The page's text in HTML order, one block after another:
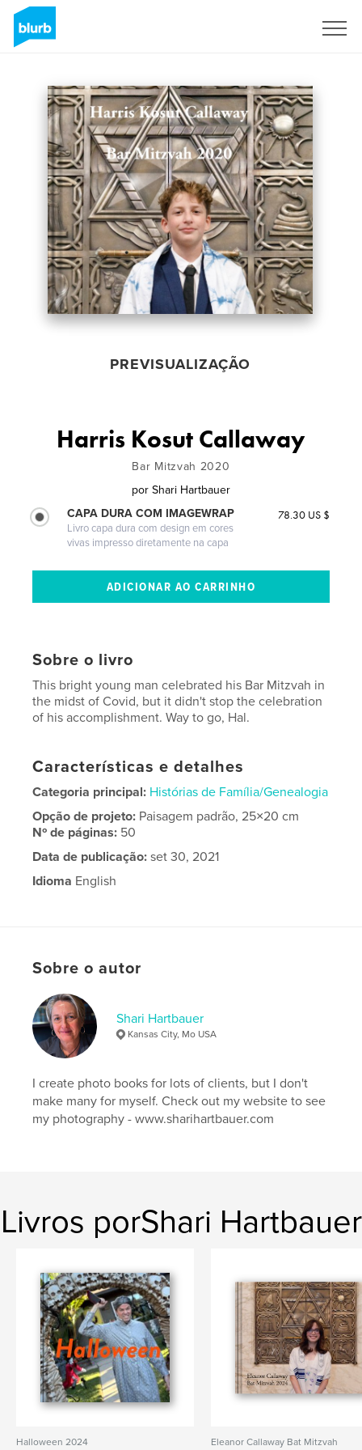
PREVISUALIZAÇÃO
Harris Kosut Callaway
Bar Mitzvah 2020
por Shari Hartbauer
CAPA DURA COM IMAGEWRAP
Livro capa dura com design em cores
vivas impresso diretamente na capa
78.30 US $
Sobre o livro
This bright young man celebrated his Bar Mitzvah in
the midst of Covid, but it didn't stop the celebration
of his accomplishment. Way to go, Hal.
Características e detalhes
Categoria principal: Histórias de Família/Genealogia
Opção de projeto: Paisagem padrão, 25×20 cm
Nº de páginas: 50
Data de publicação: set 30, 2021
Idioma English
Sobre o autor
Shari Hartbauer
Kansas City, Mo USA
I create photo books for lots of clients, but I don't
make many for myself. Check out my website to see
my photography - www.sharihartbauer.com
Livros porShari Hartbauer
Halloween 2024
Eleanor Callaway Bat Mitzvah